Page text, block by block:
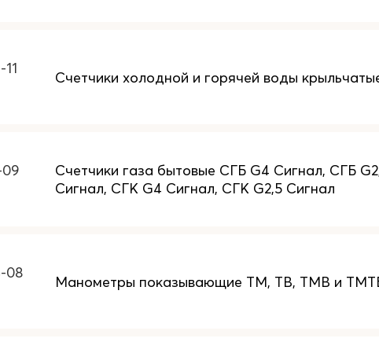
Счетчики холодной и горячей воды
09
Счетчики газа бытовые СГБ G4 Сигнал, СГБ
Сигнал, СГК G4 Сигнал, СГК G2,5 Сигнал
08
Манометры показывающие ТМ, ТВ, ТМВ и